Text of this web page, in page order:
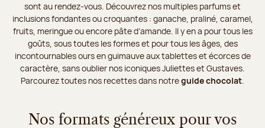
sont au rendez-vous. Découvrez nos multiples parfums et
inclusions fondantes ou croquantes : ganache, praliné, caramel,
fruits, meringue ou encore pâte d’amande. Il y en a pour tous les
goûts, sous toutes les formes et pour tous les âges, des
incontournables ours en guimauve aux tablettes et écorces de
caractère, sans oublier nos iconiques Juliettes et Gustaves.
Parcourez toutes nos recettes dans notreguide chocolat
Nos formats généreux pour vos